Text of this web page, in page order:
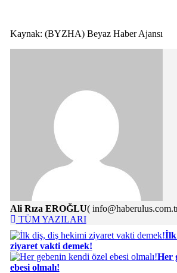
Kaynak: (BYZHA) Beyaz Haber Ajansı
Ali Rıza EROĞLU(
TÜM YAZILARI
İlk
ziyaret vakti demek!
Her
ebesi olmalı!